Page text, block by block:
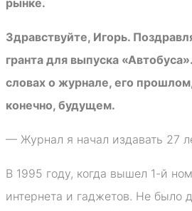
рынке.
Здравствуйте, Игорь.
гранта для выпуска
словах о журнале, его
конечно, будущем.
— Журнал я начал издавать 27
В 1995 году, когда вышел 1-й
интернета и гаджетов. Не было